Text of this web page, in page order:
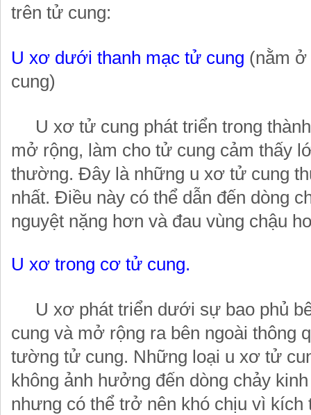
trên tử cung:
U xơ dưới thanh mạc tử cung (nằm
cung)
U xơ tử cung phát triển trong
mở rộng, làm cho tử cung cảm thấy
thường. Đây là những u xơ tử cung
nhất. Điều này có thể dẫn đến dòng
nguyệt nặng hơn và đau vùng chậu
U xơ trong cơ tử cung.
U xơ phát triển dưới sự bao phủ
cung và mở rộng ra bên ngoài thông
tường tử cung. Những loại u xơ tử
không ảnh hưởng đến dòng chảy
nhưng có thể trở nên khó chịu vì kích